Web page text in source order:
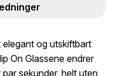
elegant og utskiftbart
On Glassene endrer
sekunder, helt uten